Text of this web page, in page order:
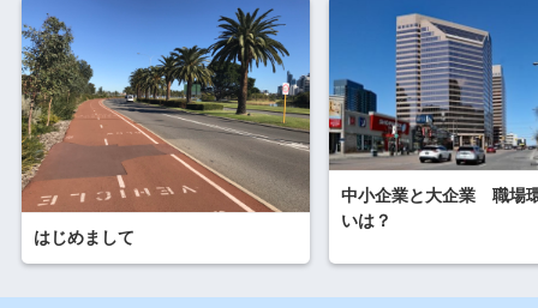
はじめまして
中小企業と大企業 職場
いは？